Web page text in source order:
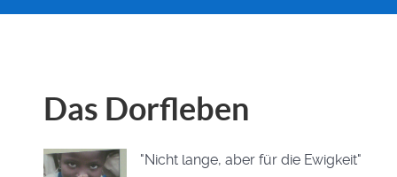
Das Dorfleben
"Nicht lange, aber für die Ewigkeit"